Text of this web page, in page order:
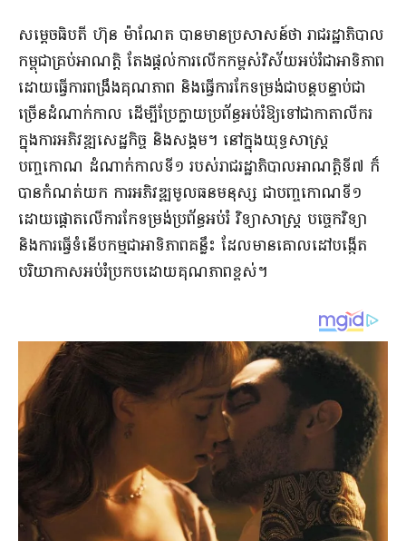
សម្ដេចធិបតី ហ៊ុន ម៉ាណែត បានមានប្រសាសន៍ថា រាជរដ្ឋាភិបាល
កម្ពុជាគ្រប់អាណត្តិ តែងផ្តល់ការលើកកម្ពស់វិស័យអប់រំជាអាទិភាព
ដោយធ្វើការពង្រឹងគុណភាព និងធ្វើការកែទម្រង់ជាបន្តបន្ទាប់ជា
ច្រើនដំណាក់កាល ដើម្បីប្រែក្លាយប្រព័ន្ធអប់រំឱ្យទៅជាកាតាលីករ
ក្នុងការអភិវឌ្ឍសេដ្ឋកិច្ច និងសង្គម។ នៅក្នុងយុទ្ធសាស្ត្រ
បញ្ចកោណ ដំណាក់កាលទី១ របស់រាជរដ្ឋាភិបាលអាណត្តិទី៧ ក៏
បានកំណត់យក ការអភិវឌ្ឍមូលធនមនុស្ស ជាបញ្ចកោណទី១
ដោយផ្តោតលើការកែទម្រង់ប្រព័ន្ធអប់រំ វិទ្យាសាស្ត្រ បច្ចេកវិទ្យា
និងការធ្វើទំនើបកម្មជាអាទិភាពគន្លឹះ ដែលមានគោលដៅបង្កើត
បរិយាកាសអប់រំប្រកបដោយគុណភាពខ្ពស់។